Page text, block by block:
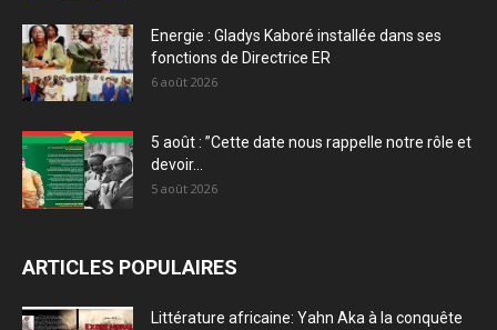
Energie : Gladys Kaboré installée dans ses
fonctions de Directrice ER
6 août 2026
5 août : ”Cette date nous rappelle notre rôle et
devoir...
5 août 2026
ARTICLES POPULAIRES
Littérature africaine: Yahn Aka à la conquête